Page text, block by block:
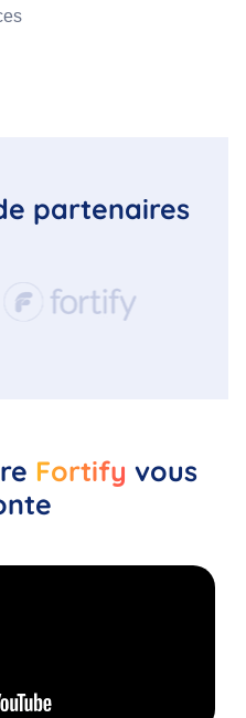
partenaires
Fortify vous